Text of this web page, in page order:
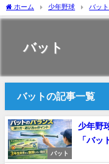
ホーム 少年野球 バット
バット
バットの記事一覧
バット
少年野
「バッ